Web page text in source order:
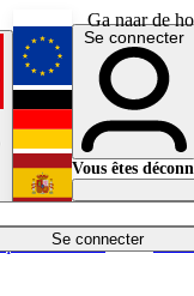
Ga naar de
Se connecter
Économie
English
Deutsch
Español
Se connecter
Vous êtes